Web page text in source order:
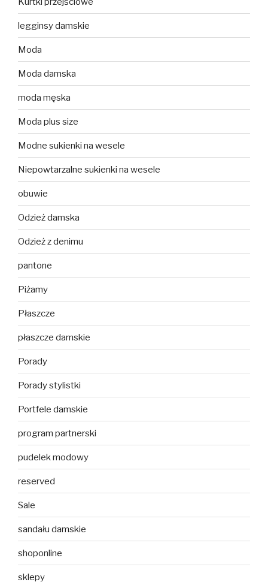
legginsy damskie
Moda
Moda damska
moda męska
Moda plus size
Modne sukienki na wesele
Niepowtarzalne sukienki na wesele
obuwie
Odzież damska
Odzież z denimu
pantone
Piżamy
Płaszcze
płaszcze damskie
Porady
Porady stylistki
Portfele damskie
program partnerski
pudelek modowy
reserved
Sale
sandału damskie
shoponline
sklepy